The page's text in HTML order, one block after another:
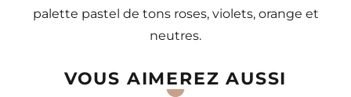
palette pastel de tons roses, violets, orange et
neutres.
VOUS AIMEREZ AUSSI